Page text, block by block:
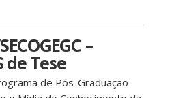
–
de Tese
de Pós-Graduação